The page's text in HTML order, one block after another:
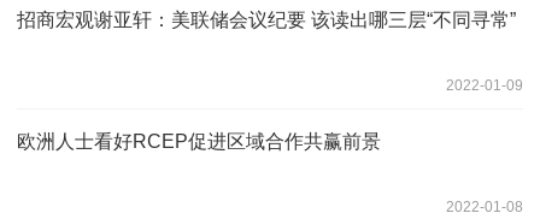
招商宏观谢亚轩：美联储会议纪要 该读出哪三层“不同寻常”
2022-01-09
欧洲人士看好RCEP促进区域合作共赢前景
2022-01-08